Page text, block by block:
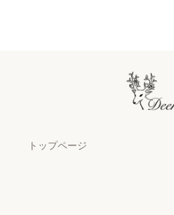
トップページ